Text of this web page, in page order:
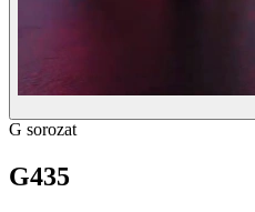
G sorozat
G435